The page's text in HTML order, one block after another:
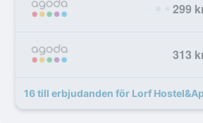
299
313
16 till erbjudanden för Lorf